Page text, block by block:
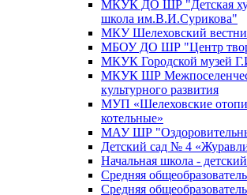
МКУК ДО ШР "Детская
школа им.В.И.Сурикова"
МКУ Шелеховский
МБОУ ДО ШР "Центр
МКУК Городской музей
МКУК ШР
культурного развития
МУП «Шелеховские
котельные»
МАУ ШР
Детский сад № 4
Начальная школа -
Средняя
Средняя